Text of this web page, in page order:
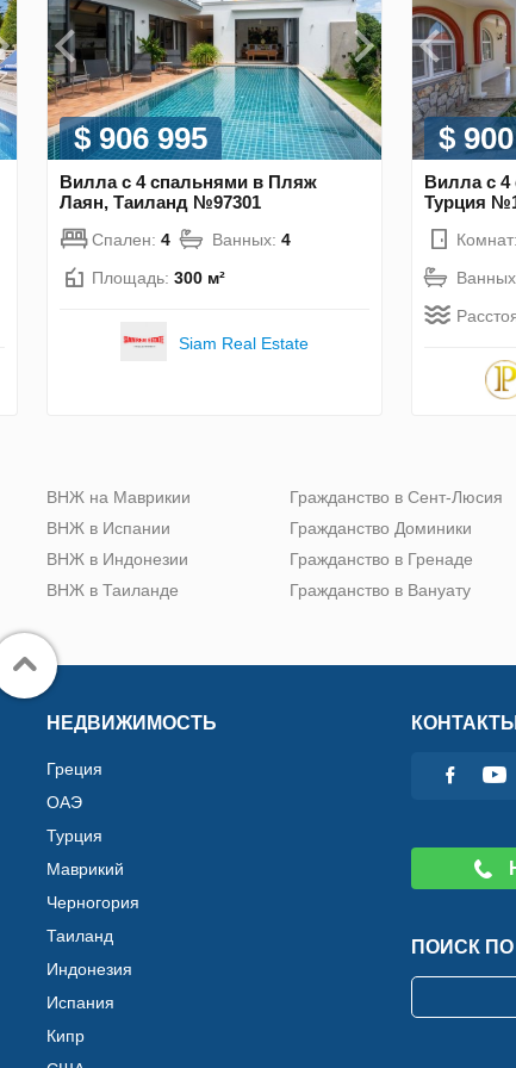
$ 906 995
Вилла с 4 спальнями в Пляж
Лаян, Таиланд №97301
Спален: 4 Ванных: 4
Площадь: 300 м²
Siam Real Estate
$
Вилла с 4
Турция
Комнат:
ВНЖ на Маврикии
ВНЖ в Испании
ВНЖ в Индонезии
ВНЖ в Таиланде
Гражданство в Сент-Люсия
Гражданство Доминики
Гражданство в Гренаде
Гражданство в Вануату
НЕДВИЖИМОСТЬ
Греция
ОАЭ
Турция
Маврикий
Черногория
Таиланд
Индонезия
Испания
Кипр
КОНТАКТЫ
ПОИСК